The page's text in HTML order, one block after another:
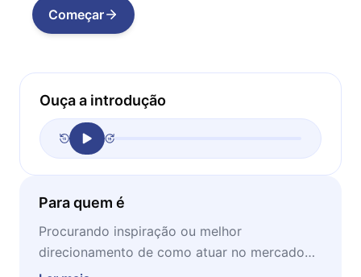
Começar
Ouça a introdução
Para quem é
Procurando inspiração ou melhor
direcionamento de como atuar no mercado
atual? Desejando entender melhor como o